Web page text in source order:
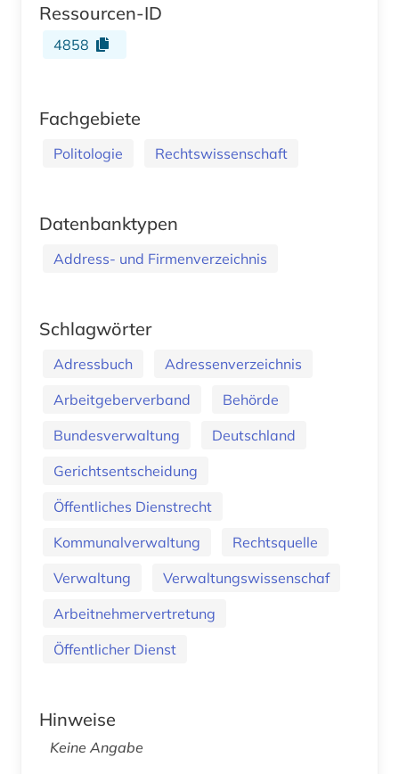
Ressourcen-ID
4858
Fachgebiete
Politologie Rechtswissenschaft
Datenbanktypen
Address- und Firmenverzeichnis
Schlagwörter
Adressbuch
Adressenverzeichnis
Arbeitgeberverband
Behörde
Bundesverwaltung
Deutschland
Gerichtsentscheidung
Öffentliches Dienstrecht
Kommunalverwaltung
Rechtsquelle
Verwaltung
Verwaltungswissenschaf
Arbeitnehmervertretung
Öffentlicher Dienst
Hinweise
Keine Angabe